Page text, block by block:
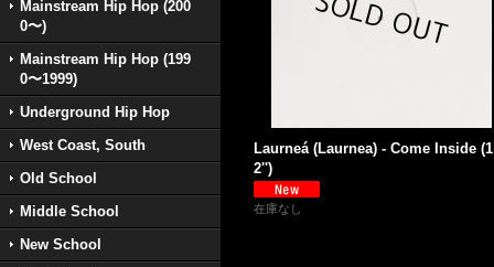
Mainstream Hip Hop (200
0〜)
Mainstream Hip Hop (199
0〜1999)
Underground Hip Hop
West Coast, South
Old School
Middle School
New School
Laurneá (Laurnea) - Come Inside (1
2'')
在庫なし